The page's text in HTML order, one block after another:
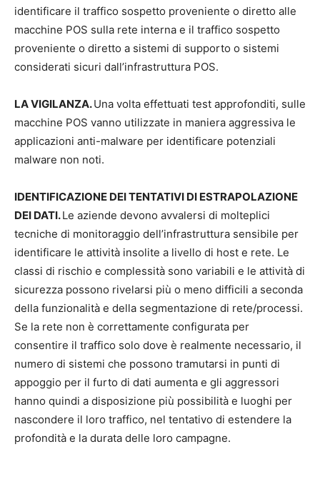
identificare il traffico sospetto proveniente o diretto alle
macchine POS sulla rete interna e il traffico sospetto
proveniente o diretto a sistemi di supporto o sistemi
considerati sicuri dall’infrastruttura POS.
LA VIGILANZA.Una volta effettuati test approfonditi, sulle
macchine POS vanno utilizzate in maniera aggressiva le
applicazioni anti-malware per identificare potenziali
malware non noti.
IDENTIFICAZIONE DEI TENTATIVI DI ESTRAPOLAZIONE
DEI DATI.Le aziende devono avvalersi di molteplici
tecniche di monitoraggio dell’infrastruttura sensibile per
identificare le attività insolite a livello di host e rete. Le
classi di rischio e complessità sono variabili e le attività di
sicurezza possono rivelarsi più o meno difficili a seconda
della funzionalità e della segmentazione di rete/processi.
Se la rete non è correttamente configurata per
consentire il traffico solo dove è realmente necessario, il
numero di sistemi che possono tramutarsi in punti di
appoggio per il furto di dati aumenta e gli aggressori
hanno quindi a disposizione più possibilità e luoghi per
nascondere il loro traffico, nel tentativo di estendere la
profondità e la durata delle loro campagne.